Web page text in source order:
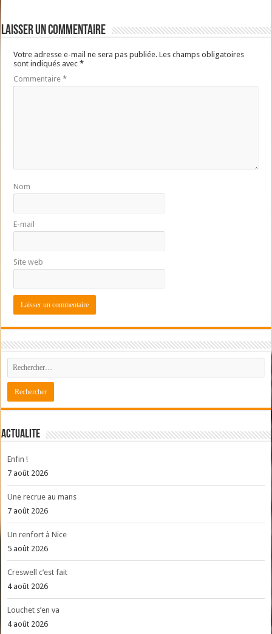
Laisser un commentaire
Votre adresse e-mail ne sera pas publiée. Les champs obligatoires
sont indiqués avec*
Commentaire*
Nom
E-mail
Site web
ACTUALITE
Enfin !
7 août 2026
Une recrue au mans
7 août 2026
Un renfort à Nice
5 août 2026
Creswell c’est fait
4 août 2026
Louchet s’en va
4 août 2026